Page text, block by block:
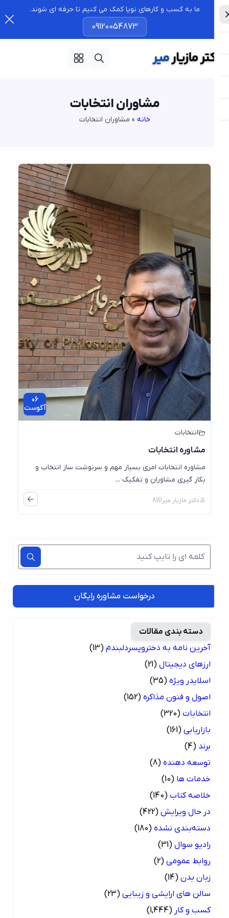
ما به کسب و کارهای نوپا کمک می کنیم تا حرفه ای شوند.
09120054873
مشاوران انتخابات
»مشاوران انتخابات
06
آگوست
انتخابات
مشاوره انتخابات
مشاوره انتخابات امری بسیار مهم و سرنوشت ساز انتخاب و
بکار گیری مشاوران و تفکیک ...
دکتر مازیار میر 8
درخواست مشاوره رایگان
دسته بندی مقالات
آخرین نامه به دختروپسردلبندم (13)
ارزهای دیجیتال (21)
اسلایدر ویژه (35)
اصول و فنون مذاکره (152)
انتخابات (320)
بازاریابی (161)
(4)
توسعه دهنده (8)
خدمات ها (10)
خلاصه کتاب (140)
در حال ویرایش (422)
دسته‌بندی نشده (180)
رادیو سوال (31)
روابط عمومی (2)
زبان بدن (14)
سالن های ارایشی و زیبایی (23)
کسب و کار (1,444)